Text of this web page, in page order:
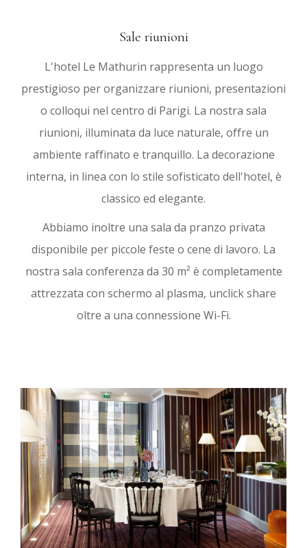
Sale riunioni
L'hotel Le Mathurin rappresenta un luogo
prestigioso per organizzare riunioni, presentazioni
o colloqui nel centro di Parigi. La nostra sala
riunioni, illuminata da luce naturale, offre un
ambiente raffinato e tranquillo. La decorazione
interna, in linea con lo stile sofisticato dell'hotel, è
classico ed elegante.
Abbiamo inoltre una sala da pranzo privata
disponibile per piccole feste o cene di lavoro. La
nostra sala conferenza da 30 m² è completamente
attrezzata con schermo al plasma, unclick share
oltre a una connessione Wi-Fi.